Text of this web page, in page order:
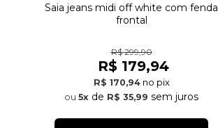
Saia jeans midi off white com fenda
frontal
R$ 299,90
R$ 179,94
R$ 170,94 no pix
5x de R$ 35,99 sem juros